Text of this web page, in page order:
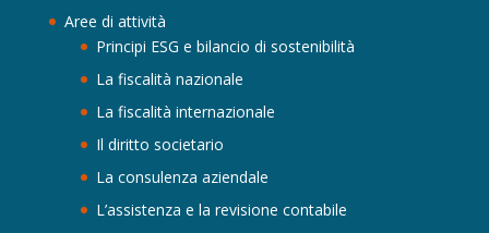
Aree di attività
Principi ESG e bilancio di sostenibilità
La fiscalità nazionale
La fiscalità internazionale
Il diritto societario
La consulenza aziendale
L’assistenza e la revisione contabile